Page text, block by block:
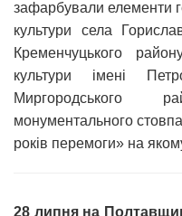
зафарбували елементи
культури села
Кременчуцького
культури імені
Миргородського
монументального
років перемоги» на
28 липня на